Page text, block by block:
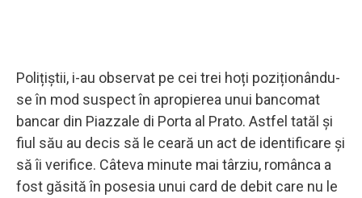
Polițiștii, i-au observat pe cei trei hoți poziționându-
se în mod suspect în apropierea unui bancomat
bancar din Piazzale di Porta al Prato. Astfel tatăl și
fiul său au decis să le ceară un act de identificare și
să îi verifice. Câteva minute mai târziu, românca a
fost găsită în posesia unui card de debit care nu le